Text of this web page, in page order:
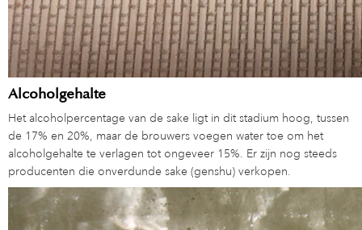
Alcoholgehalte
Het alcoholpercentage van de sake ligt in dit stadium hoog, tussen
de 17% en 20%, maar de brouwers voegen water toe om het
alcoholgehalte te verlagen tot ongeveer 15%. Er zijn nog steeds
producenten die onverdunde sake (genshu) verkopen.